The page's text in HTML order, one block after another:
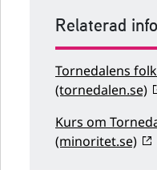
Relaterad
Tornedalens
(tornedalen.se)
Kurs om
(minoritet.se)